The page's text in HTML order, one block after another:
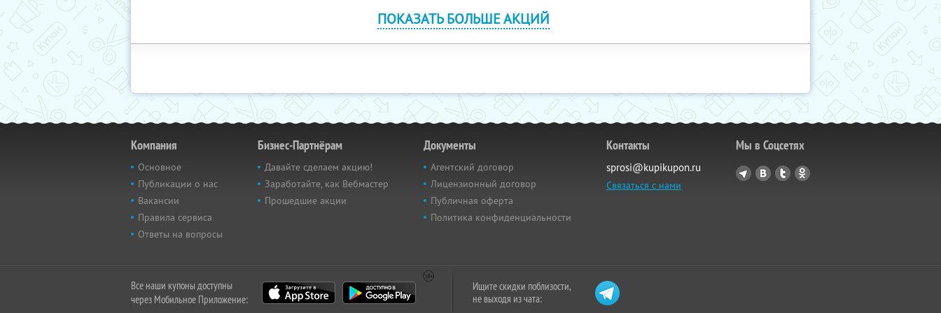
ПОКАЗАТЬ БОЛЬШЕ АКЦИЙ
Компания
Основное
Публикации о нас
Вакансии
Правила сервиса
Ответы на вопросы
Бизнес-Партнёрам
Давайте сделаем акцию!
Заработайте, как Вебмастер
Прошедшие акции
Документы
Агентский договор
Лицензионный договор
Публичная оферта
Политика конфиденциальности
Контакты
sprosi@kupikupon.ru
Связаться с нами
Мы в Соцсетях
Все наши купоны доступны
через Мобильное Приложение:
Ищите скидки поблизости,
не выходя из чата: